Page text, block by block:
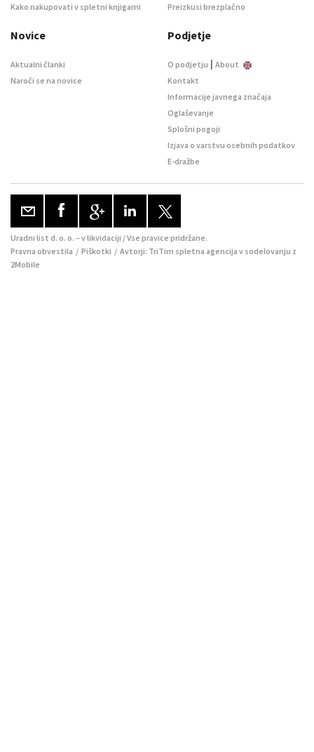
Kako nakupovati v spletni knjigarni
Preizkusi brezplačno
Novice
Aktualni članki
Naroči se na novice
Podjetje
O podjetju | About
Kontakt
Informacije javnega značaja
Oglaševanje
Splošni pogoji
Izjava o varstvu osebnih podatkov
E-dražbe
Uradni list d. o. o. – v likvidaciji / Vse pravice pridržane.
Pravna obvestila / Piškotki / Avtorji: TriTim spletna agencija v sodelovanju z
2Mobile